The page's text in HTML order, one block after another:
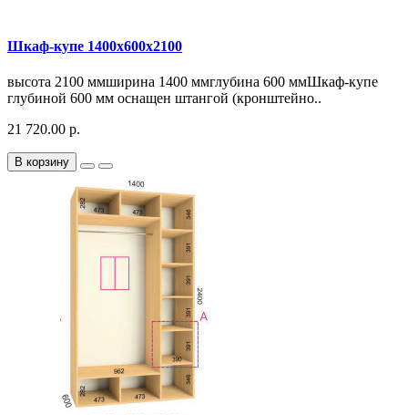
Шкаф-купе 1400х600х2100
высота 2100 ммширина 1400 ммглубина 600 ммШкаф-купе
глубиной 600 мм оснащен штангой (кронштейно..
21 720.00 р.
В корзину